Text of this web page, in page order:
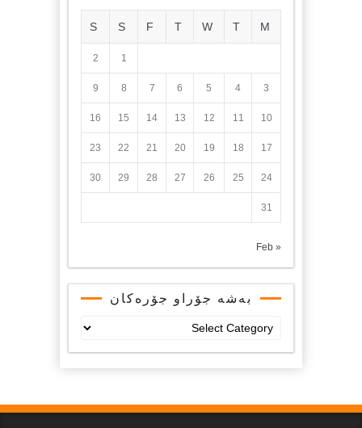
M
T
W
T
F
S
S
1
2
3
4
5
6
7
8
9
10
11
12
13
14
15
16
17
18
19
20
21
22
23
24
25
26
27
28
29
30
31
« Feb
بەشە جۆراو جۆرەکان
جۆرەکان